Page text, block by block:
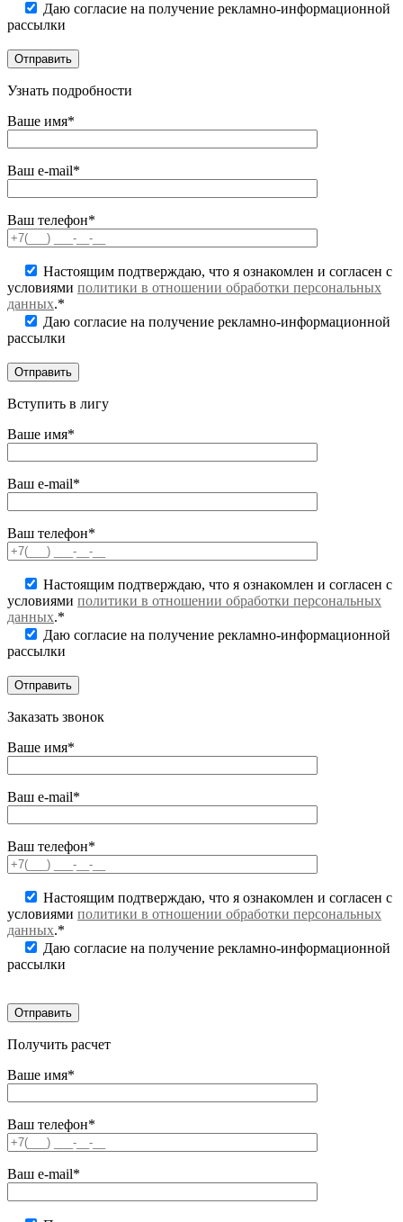
Даю согласие на получение рекламно-информационной
рассылки
Узнать подробности
Ваше имя*
Ваш e-mail*
Ваш телефон*
Настоящим подтверждаю, что я ознакомлен и согласен с
условиями политики в отношении обработки персональных
данных.*
Даю согласие на получение рекламно-информационной
рассылки
Вступить в лигу
Ваше имя*
Ваш e-mail*
Ваш телефон*
Настоящим подтверждаю, что я ознакомлен и согласен с
условиями политики в отношении обработки персональных
данных.*
Даю согласие на получение рекламно-информационной
рассылки
Заказать звонок
Ваше имя*
Ваш e-mail*
Ваш телефон*
Настоящим подтверждаю, что я ознакомлен и согласен с
условиями политики в отношении обработки персональных
данных.*
Даю согласие на получение рекламно-информационной
рассылки
Получить расчет
Ваше имя*
Ваш телефон*
Ваш e-mail*